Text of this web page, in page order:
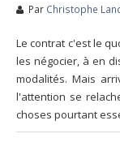
Par Christophe
Le contrat c'est le
les négocier, à en
modalités. Mais
l'attention se
choses pourtant